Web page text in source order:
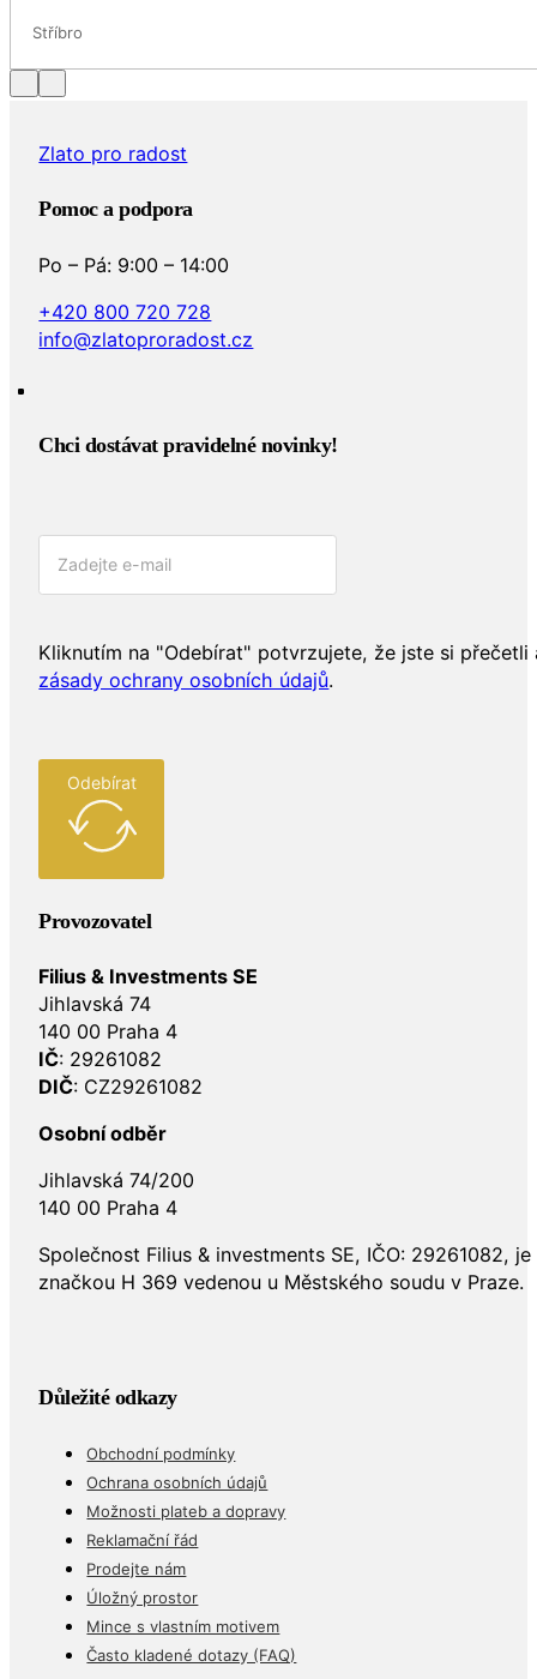
Stříbro
Zlato pro radost
Pomoc a podpora
Po – Pá: 9:00 – 14:00
+420 800 720 728
info@zlatoproradost.cz
Chci dostávat pravidelné novinky!​
Kliknutím na "Odebírat" potvrzujete, že jste si přečetli
zásady ochrany osobních údajů.
Odebírat
Provozovatel
Filius & Investments SE
Jihlavská 74
140 00 Praha 4
IČ: 29261082
DIČ: CZ29261082
Osobní odběr
Jihlavská 74/200
140 00 Praha 4
Společnost Filius & investments SE, IČO: 29261082,
značkou H 369 vedenou u Městského soudu v Praze.
Důležité odkazy
Obchodní podmínky
Ochrana osobních údajů
Možnosti plateb a dopravy
Reklamační řád
Prodejte nám
Úložný prostor
Mince s vlastním motivem
Často kladené dotazy (FAQ)